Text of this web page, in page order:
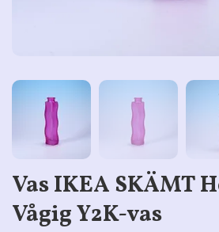
Vas IKEA SKÄMT
Vågig Y2K-vas